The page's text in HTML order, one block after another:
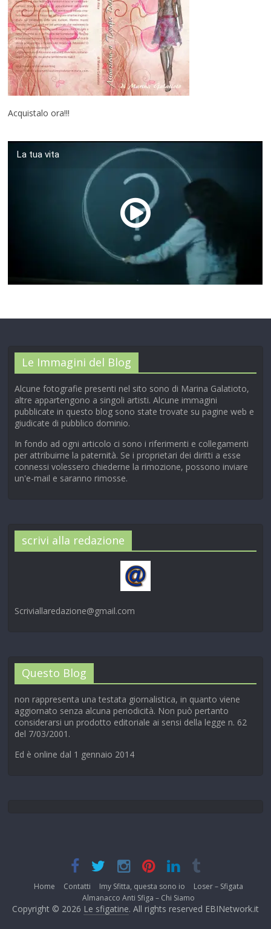
Acquistalo ora!!!
La tua vita
Le Immagini del Blog
Alcune fotografie presenti nel sito sono di Marina Galatioto,
altre appartengono a singoli artisti. Alcune immagini
pubblicate in questo blog sono state trovate su pagine web e
giudicate di pubblico dominio.
In fondo ad ogni articolo ci sono i riferimenti e collegamenti
per attribuirne la paternità. Se i proprietari dei diritti a esse
connessi volessero chiederne la rimozione, possono inviare
un'e-mail e saranno rimosse.
scrivi alla redazione
Scriviallaredazione@gmail.com
Questo Blog
non rappresenta una testata giornalistica, in quanto viene
aggiornato senza alcuna periodicità. Non può pertanto
considerarsi un prodotto editoriale ai sensi della legge n. 62
del 7/03/2001.
Ed è online dal 1 gennaio 2014
Home Contatti Imy Sfitta, questa sono io
Loser – Sfigata
Almanacco Anti Sfiga – Chi Siamo
Copyright © 2026 Le sfigatine. All rights reserved EBINetwork.it